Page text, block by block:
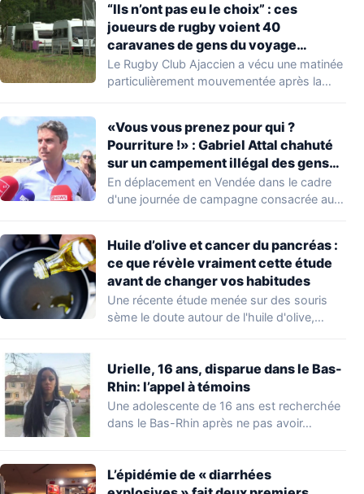
“Ils n’ont pas eu le choix” : ces
joueurs de rugby voient 40
caravanes de gens du voyage
s’installer dans leur stade, ils les
délogent en moins d’1 heure
Le Rugby Club Ajaccien a vécu une matinée
particulièrement mouvementée après la
«Vous vous prenez pour qui ?
Pourriture !» : Gabriel Attal chahuté
sur un campement illégal des gens
du voyage
En déplacement en Vendée dans le cadre
d'une journée de campagne consacrée aux
Huile d’olive et cancer du pancréas :
ce que révèle vraiment cette étude
avant de changer vos habitudes
Une récente étude menée sur des souris
sème le doute autour de l'huile d'olive,…
Urielle, 16 ans, disparue dans le Bas-
Rhin: l’appel à témoins
Une adolescente de 16 ans est recherchée
dans le Bas-Rhin après ne pas avoir…
L’épidémie de « diarrhées